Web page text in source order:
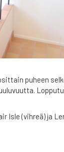
puheen
Isle (vihreä) ja